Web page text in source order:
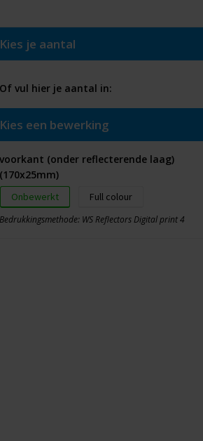
Kies je aantal
Of vul hier je aantal in:
Kies een bewerking
voorkant (onder reflecterende laag)
(170x25mm)
Onbewerkt Full colour
Bedrukkingsmethode: WS Reflectors Digital print 4